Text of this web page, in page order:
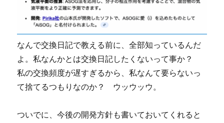
なんで交換日記で教える前に、全部知っているんだ
よ。私なんかとは交換日記したくないって事か？
私の交換頻度が遅すぎるから、私なんて要らないっ
て捨てるつもりなのか？ ウッウッウ。
ついでに、今後の開発方針も書いておいてくれると